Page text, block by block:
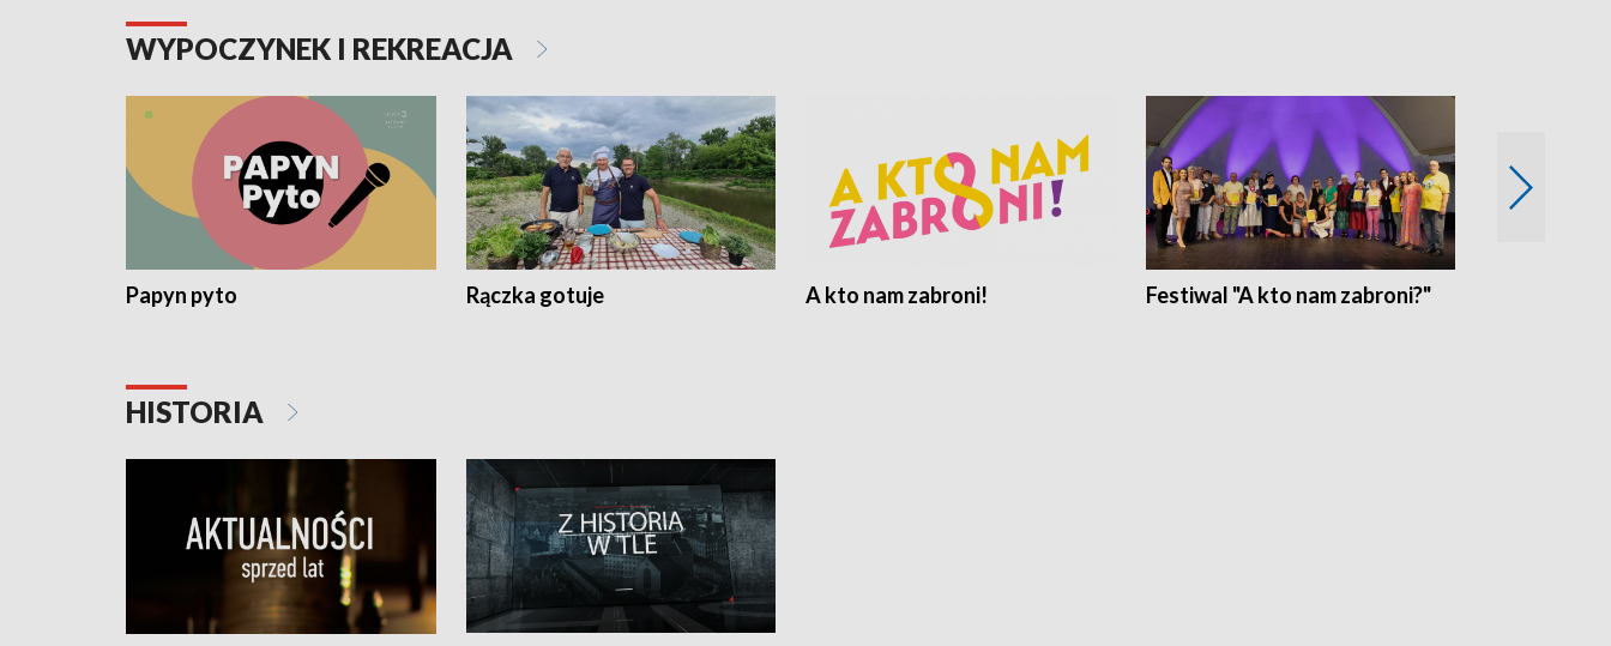
WYPOCZYNEK I REKREACJA
Papyn pyto Rączka gotuje A kto nam zabroni! Festiwal "A kto nam zabroni?"
HISTORIA